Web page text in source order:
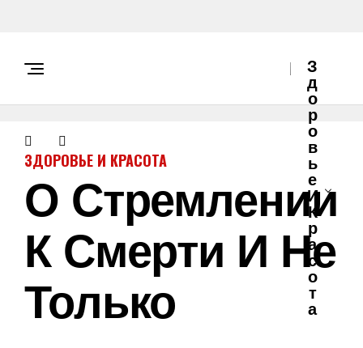
З
Д
О
Р
О
В
Ь
Е
И
К
Р
А
С
О
Т
А
ЗДОРОВЬЕ И КРАСОТА
О Стремлении
К Смерти И Не
Только